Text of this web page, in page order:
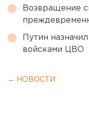
Возвращение
Путин
войсками ЦВО
← НОВОСТИ